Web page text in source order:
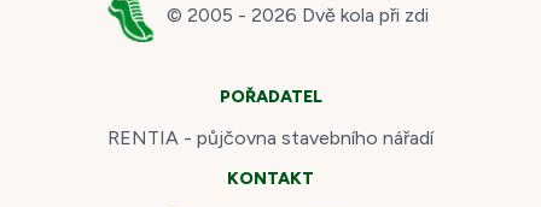
© 2005 - 2026 Dvě kola při zdi
POŘADATEL
RENTIA - půjčovna stavebního nářadí
KONTAKT